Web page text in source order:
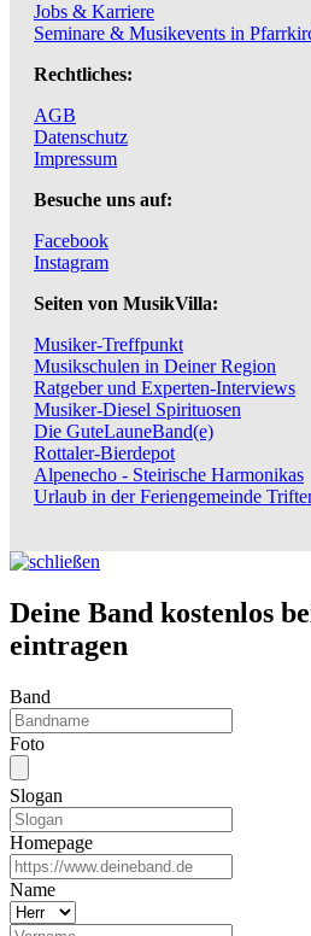
Jobs & Karriere
Seminare & Musikevents in
Rechtliches:
AGB
Datenschutz
Impressum
Besuche uns auf:
Facebook
Instagram
Seiten von MusikVilla:
Musiker-Treffpunkt
Musikschulen in Deiner Region
Ratgeber und Experten-Interviews
Musiker-Diesel Spirituosen
Die GuteLauneBand(e)
Rottaler-Bierdepot
Alpenecho - Steirische Harmonikas
Urlaub in der Feriengemeinde
Deine Band kostenlos
eintragen
Band
Foto
Slogan
Homepage
Name